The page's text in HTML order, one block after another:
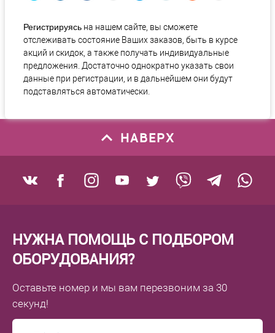
Регистрируясь на нашем сайте, вы сможете
отслеживать состояние Ваших заказов, быть в курсе
акций и скидок, а также получать индивидуальные
предложения. Достаточно однократно указать свои
данные при регистрации, и в дальнейшем они будут
подставляться автоматически.
НАВЕРХ
НУЖНА ПОМОЩЬ С ПОДБОРОМ
ОБОРУДОВАНИЯ?
Оставьте номер и мы вам перезвоним за 30
секунд!